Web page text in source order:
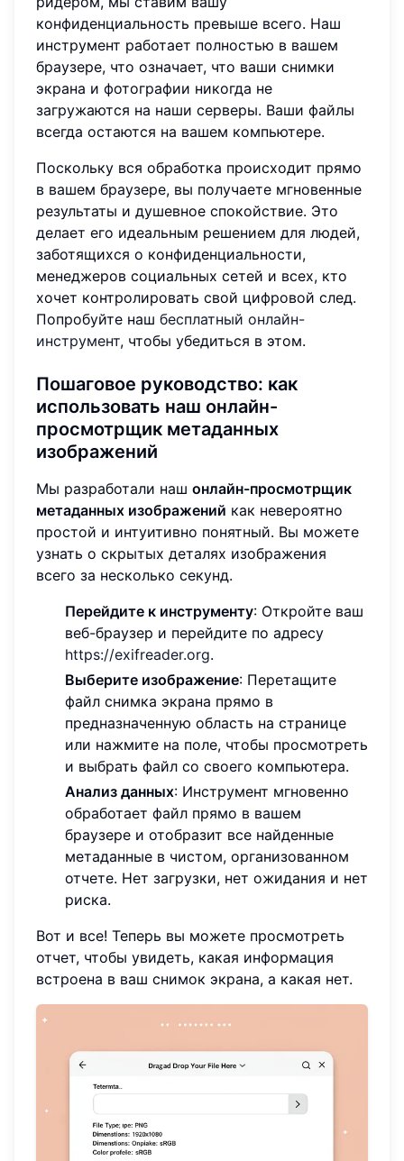
конфиденциальность превыше всего. Наш
инструмент работает полностью в вашем
браузере, что означает, что ваши снимки
экрана и фотографии никогда не
загружаются на наши серверы. Ваши файлы
всегда остаются на вашем компьютере.
Поскольку вся обработка происходит прямо
в вашем браузере, вы получаете мгновенные
результаты и душевное спокойствие. Это
делает его идеальным решением для людей,
заботящихся о конфиденциальности,
менеджеров социальных сетей и всех, кто
хочет контролировать свой цифровой след.
Попробуйте наш бесплатный онлайн-
инструмент, чтобы убедиться в этом.
Пошаговое руководство: как
использовать наш онлайн-
просмотрщик метаданных
изображений
Мы разработали наш онлайн-просмотрщик
метаданных изображений как невероятно
простой и интуитивно понятный. Вы можете
узнать о скрытых деталях изображения
всего за несколько секунд.
Перейдите к инструменту: Откройте ваш
веб-браузер и перейдите по адресу
https://exifreader.org.
Выберите изображение: Перетащите
файл снимка экрана прямо в
предназначенную область на странице
или нажмите на поле, чтобы просмотреть
и выбрать файл со своего компьютера.
Анализ данных: Инструмент мгновенно
обработает файл прямо в вашем
браузере и отобразит все найденные
метаданные в чистом, организованном
отчете. Нет загрузки, нет ожидания и нет
риска.
Вот и все! Теперь вы можете просмотреть
отчет, чтобы увидеть, какая информация
встроена в ваш снимок экрана, а какая нет.